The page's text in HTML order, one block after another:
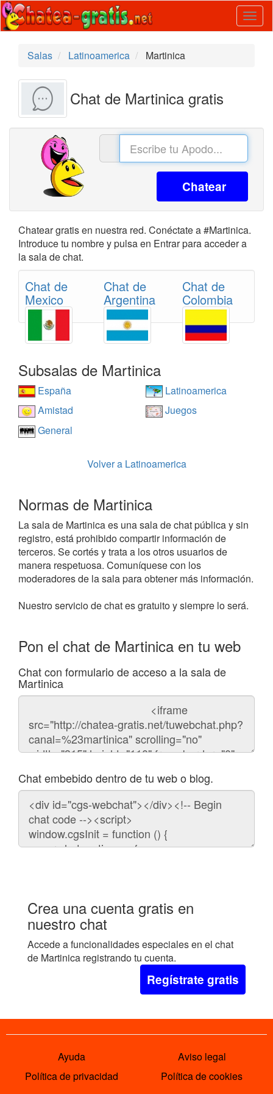
Salas
Latinoamerica Martinica
Chat de Martinica gratis
Chatear
Chatear gratis en nuestra red. Conéctate a #Martinica.
Introduce tu nombre y pulsa en Entrar para acceder a
la sala de chat.
Chat de
Mexico
Chat de
Argentina
Chat de
Colombia
Subsalas de Martinica
España
Latinoamerica
Amistad
Juegos
General
Volver a Latinoamerica
Normas de Martinica
La sala de Martinica es una sala de chat pública y sin
registro, está prohibido compartir información de
terceros. Se cortés y trata a los otros usuarios de
manera respetuosa. Comuníquese con los
moderadores de la sala para obtener más información.
Nuestro servicio de chat es gratuito y siempre lo será.
Pon el chat de Martinica en tu web
Chat con formulario de acceso a la sala de
Martinica
Código
chat
Chat embebido dentro de tu web o blog.
Código
para
embeber
chat
Crea una cuenta gratis en
nuestro chat
Accede a funcionalidades especiales en el chat
de Martinica registrando tu cuenta.
Regístrate gratis
Ayuda
Aviso legal
Política de privacidad
Política de cookies